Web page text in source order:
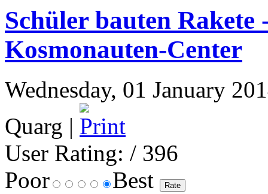
Schüler bauten Rakete
Kosmonauten-Center
Wednesday, 01 January
Quarg |
User Rating: / 396
Poor
Best